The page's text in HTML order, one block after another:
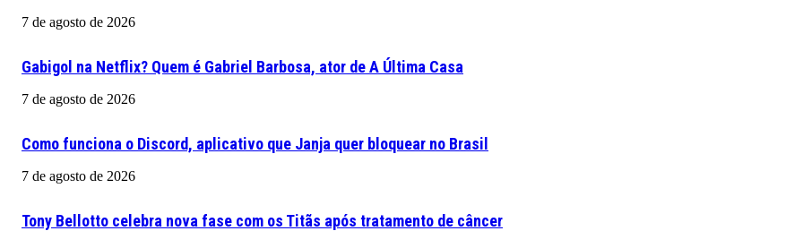
7 de agosto de 2026
Gabigol na Netflix? Quem é Gabriel Barbosa, ator de A Última Casa
7 de agosto de 2026
Como funciona o Discord, aplicativo que Janja quer bloquear no Brasil
7 de agosto de 2026
Tony Bellotto celebra nova fase com os Titãs após tratamento de câncer